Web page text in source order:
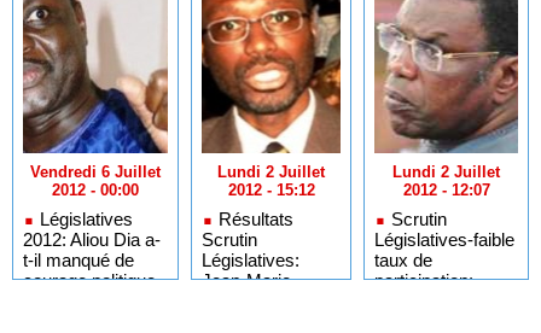
Vendredi 6 Juillet
2012 - 00:00
Législatives
2012: Aliou Dia a-
t-il manqué de
courage politique
Lundi 2 Juillet
2012 - 15:12
Résultats
Scrutin
Législatives:
Jean-Marie
Lundi 2 Juillet
2012 - 12:07
Scrutin
Législatives-faible
taux de
participation: